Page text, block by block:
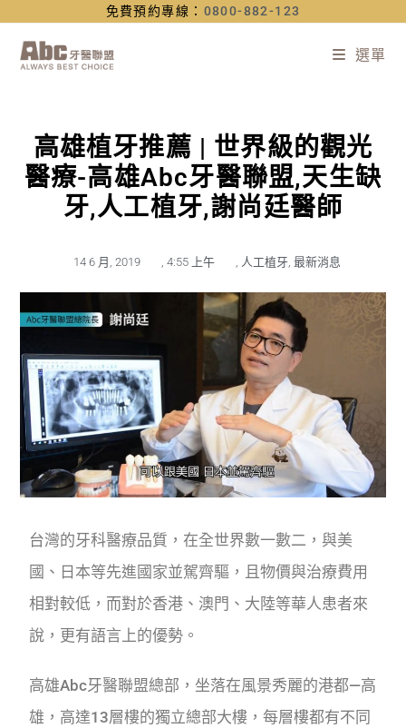
免費預約專線： 0800-882-123
選單
高雄植牙推薦 | 世界級的觀光
醫療-高雄Abc牙醫聯盟,天生缺
牙,人工植牙,謝尚廷醫師
14 6 月, 2019 , 4:55 上午 , 人工植牙, 最新消息
台灣的牙科醫療品質，在全世界數一數二，與美
國、日本等先進國家並駕齊驅，且物價與治療費用
相對較低，而對於香港、澳門、大陸等華人患者來
說，更有語言上的優勢。
高雄Abc牙醫聯盟總部，坐落在風景秀麗的港都—高
雄，高達13層樓的獨立總部大樓，每層樓都有不同